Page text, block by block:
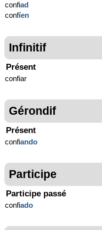
confiad
confíen
Infinitif
Présent
confiar
Gérondif
Présent
confiando
Participe
Participe passé
confiado